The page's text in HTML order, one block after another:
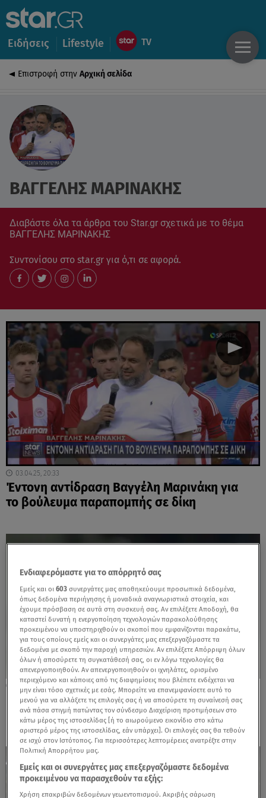
Ειδήσεις Lifestyle
Επιστροφή στην Αρχική σελίδα
ΒΑΓΓΕΛΗΣ ΜΑΡΙΝΑΚΗΣ
Διαβάστε όλα τα άρθρα του Star.gr σχετικά με το θέμα
ΒΑΓΓΕΛΗΣ ΜΑΡΙΝΑΚΗΣ
Συντονίσου στο star.gr για ό,τι σε αφορά.
03.04.25, 20:33
Έντονη αντίδραση Βαγγέλη Μαρινάκη για
το βούλευμα παραπομπής σε δίκη
26.03.25, 17:33
H απόφαση του Μεντιλίμπαρ για τον
Παπακανέλλο
Ενδιαφερόμαστε για το απόρρητό σας
Εμείς και οι603 συνεργάτες μας αποθηκεύουμε προσωπικά δεδομένα,
όπως δεδομένα περιήγησης ή μοναδικά αναγνωριστικά στοιχεία, και
έχουμε πρόσβαση σε αυτά στη συσκευή σας. Αν επιλέξετε Αποδοχή, θα
καταστεί δυνατή η ενεργοποίηση τεχνολογιών παρακολούθησης
προκειμένου να υποστηριχθούν οι σκοποί που εμφανίζονται παρακάτω,
για τους οποίους εμείς και οι συνεργάτες μας επεξεργαζόμαστε τα
δεδομένα με σκοπό την παροχή υπηρεσιών. Αν επιλέξετε Απόρριψη όλων
όλων ή αποσύρετε τη συγκατάθεσή σας, οι εν λόγω τεχνολογίες θα
απενεργοποιηθούν. Αν απενεργοποιηθούν οι ιχνηλάτες, ορισμένο
περιεχόμενο και κάποιες από τις διαφημίσεις που βλέπετε ενδέχεται να
μην είναι τόσο σχετικές με εσάς. Μπορείτε να επανεμφανίσετε αυτό το
μενού για να αλλάξετε τις επιλογές σας ή να αποσύρετε τη συναίνεσή σας
ανά πάσα στιγμή πατώντας τον σύνδεσμο Διαχείριση προτιμήσεων στο
κάτω μέρος της ιστοσελίδας [ή το αιωρούμενο εικονίδιο στο κάτω
αριστερό μέρος της ιστοσελίδας, εάν υπάρχει]. Οι επιλογές σας θα τεθούν
σε ισχύ στον Ιστότοπος. Για περισσότερες λεπτομέρειες ανατρέξτε στην
Πολιτική Απορρήτου μας.
Εμείς και οι συνεργάτες μας επεξεργαζόμαστε δεδομένα
προκειμένου να παρασχεθούν τα εξής:
Χρήση επακριβών δεδομένων γεωεντοπισμού. Ακριβής σάρωση